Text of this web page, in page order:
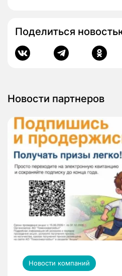
Поделиться
Новости партнеров
Новости компаний